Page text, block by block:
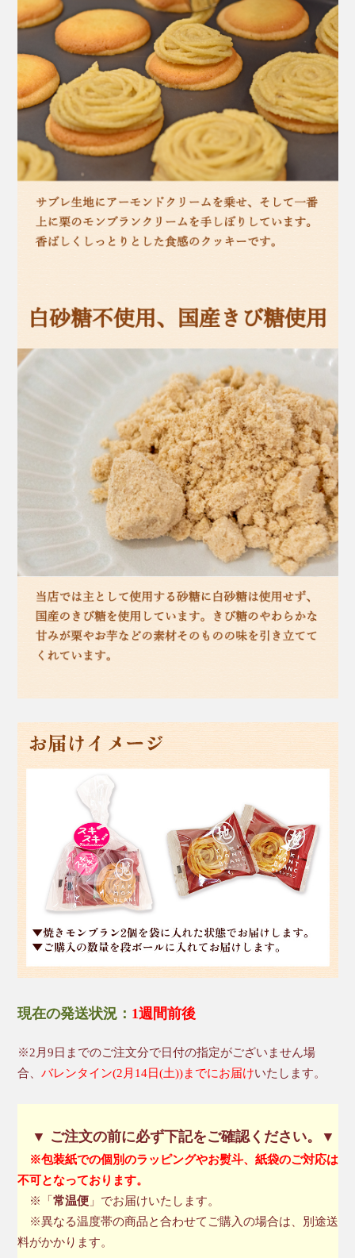
現在の発送状況： 1週間前後
※2月9日までのご注文分で日付の指定がございません場
合、 バレンタイン(2月14日(土))までにお届けいたします。
▼ ご注文の前に必ず下記をご確認ください。▼
※包装紙での個別のラッピングやお熨斗、紙袋のご対応は
不可となっております。
※「 常温便」でお届けいたします。
※異なる温度帯の商品と合わせてご購入の場合は、別途送
料がかかります。